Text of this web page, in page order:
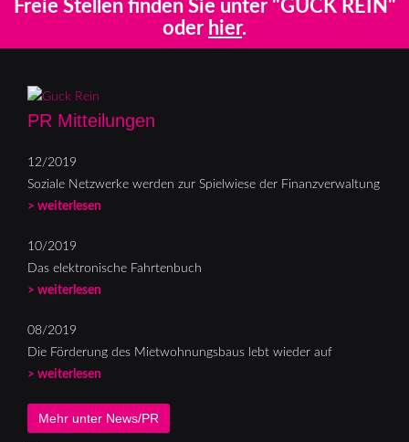
Freie Stellen finden Sie unter "GUCK REIN"
oder hier.
PR Mitteilungen
12/2019
Soziale Netzwerke werden zur Spielwiese der Finanzverwaltung
> weiterlesen
10/2019
Das elektronische Fahrtenbuch
> weiterlesen
08/2019
Die Förderung des Mietwohnungsbaus lebt wieder auf
> weiterlesen
Mehr unter News/PR